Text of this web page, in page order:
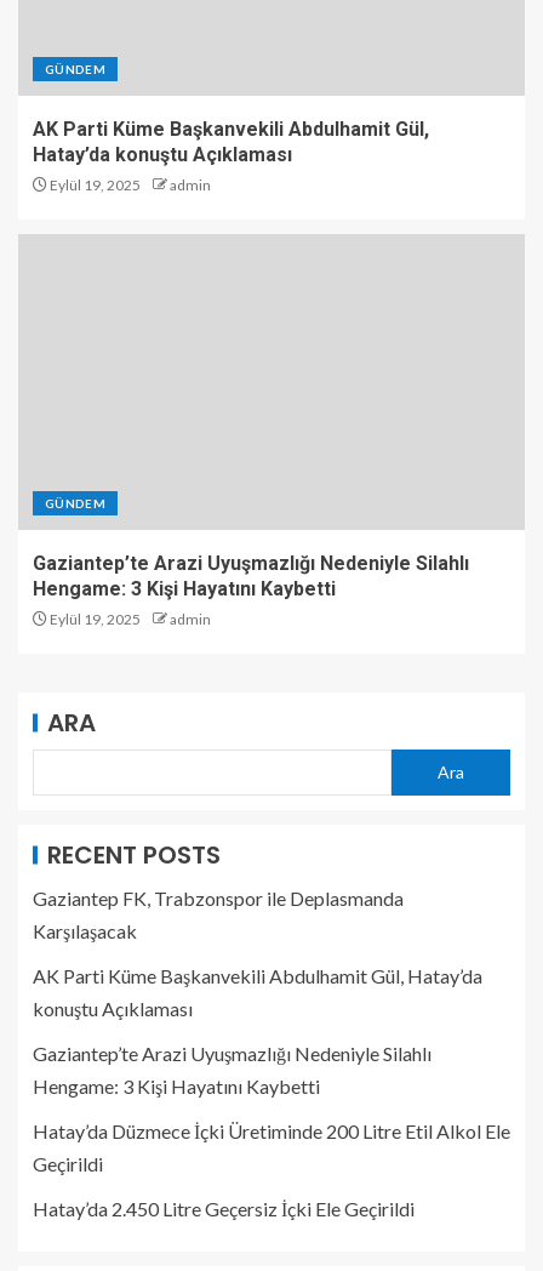
GÜNDEM
AK Parti Küme Başkanvekili Abdulhamit Gül,
Hatay’da konuştu Açıklaması
Eylül 19, 2025 admin
GÜNDEM
Gaziantep’te Arazi Uyuşmazlığı Nedeniyle Silahlı
Hengame: 3 Kişi Hayatını Kaybetti
Eylül 19, 2025 admin
ARA
Ara
RECENT POSTS
Gaziantep FK, Trabzonspor ile Deplasmanda
Karşılaşacak
AK Parti Küme Başkanvekili Abdulhamit Gül, Hatay’da
konuştu Açıklaması
Gaziantep’te Arazi Uyuşmazlığı Nedeniyle Silahlı
Hengame: 3 Kişi Hayatını Kaybetti
Hatay’da Düzmece İçki Üretiminde 200 Litre Etil Alkol Ele
Geçirildi
Hatay’da 2.450 Litre Geçersiz İçki Ele Geçirildi